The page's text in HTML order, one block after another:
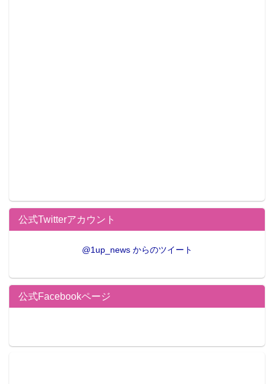
公式Twitterアカウント
@1up_news からのツイート
公式Facebookページ